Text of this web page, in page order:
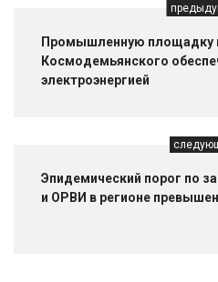
Промышленную площадку
Космодемьянского
электроэнергией
Эпидемический порог по
и ОРВИ в регионе превышен